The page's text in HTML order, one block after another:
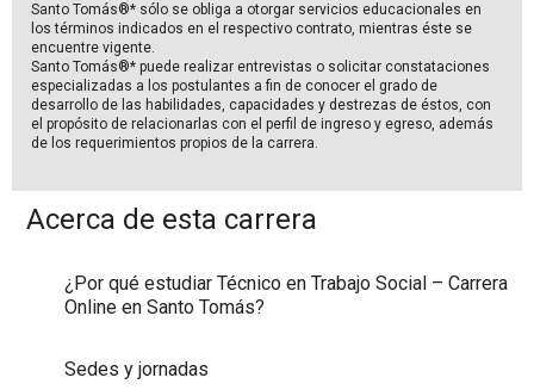
Santo Tomás®* sólo se obliga a otorgar servicios educacionales en
los términos indicados en el respectivo contrato, mientras éste se
encuentre vigente.
Santo Tomás®* puede realizar entrevistas o solicitar constataciones
especializadas a los postulantes a fin de conocer el grado de
desarrollo de las habilidades, capacidades y destrezas de éstos, con
el propósito de relacionarlas con el perfil de ingreso y egreso, además
de los requerimientos propios de la carrera.
Acerca de esta carrera
¿Por qué estudiar Técnico en Trabajo Social – Carrera
Online en Santo Tomás?
Sedes y jornadas